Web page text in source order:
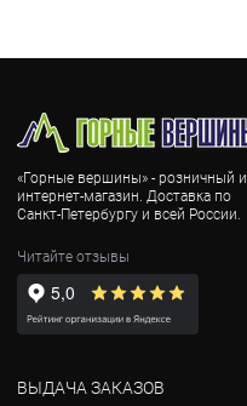
«Горные вершины» - розничный и
интернет-магазин. Доставка по
Санкт-Петербургу и всей России.
Читайте отзывы
ВЫДАЧА ЗАКАЗОВ